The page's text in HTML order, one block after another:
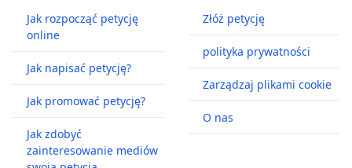
Jak rozpocząć petycję
online
Jak napisać petycję?
Jak promować petycję?
Jak zdobyć
zainteresowanie mediów
Złóż petycję
polityka prywatności
Zarządzaj plikami cookie
O nas